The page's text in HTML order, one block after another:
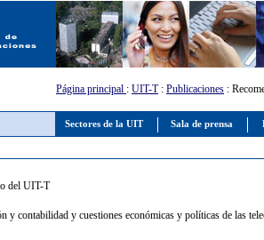
Sectores de la UIT Sala de prensa
Página principal : UIT-T: Publicaciones :
del UIT-T
y contabilidad y cuestiones económicas y políticas de las